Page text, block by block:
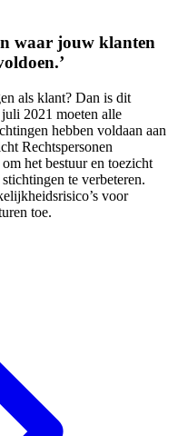
waar jouw klanten
als klant? Dan is dit
2021 moeten alle
hebben voldaan aan
Rechtspersonen
het bestuur en toezicht
te verbeteren.
voor
toe.